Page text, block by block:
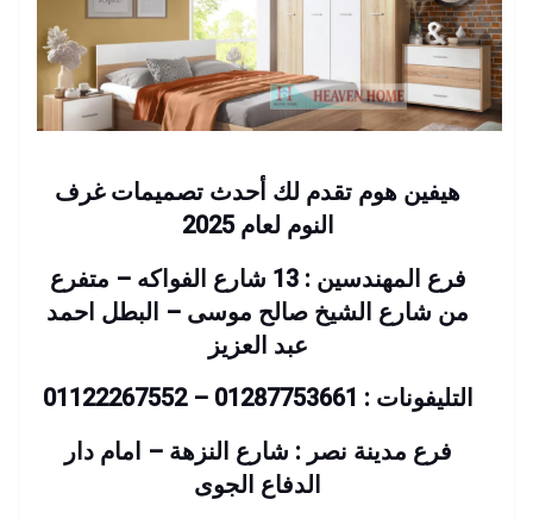
هيفين هوم تقدم لك أحدث تصميمات غرف
النوم لعام 2025
فرع المهندسين : 13 شارع الفواكه – متفرع
من شارع الشيخ صالح موسى – البطل احمد
عبد العزيز
التليفونات : 01287753661 – 01122267552
فرع مدينة نصر : شارع النزهة – امام دار
الدفاع الجوى